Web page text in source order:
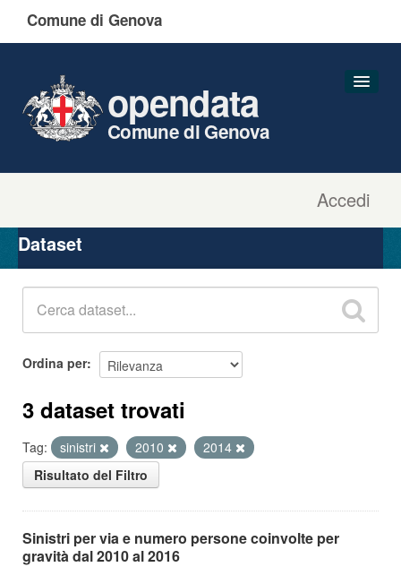
Comune di Genova
Accedi
opendata
Comune di Genova
Organizzazioni
Gruppi
Dataset
Ordina per
3 dataset trovati
Tag: sinistri 2010
2014
Risultato del Filtro
Sinistri per via e numero persone coinvolte per
gravità dal 2010 al 2016